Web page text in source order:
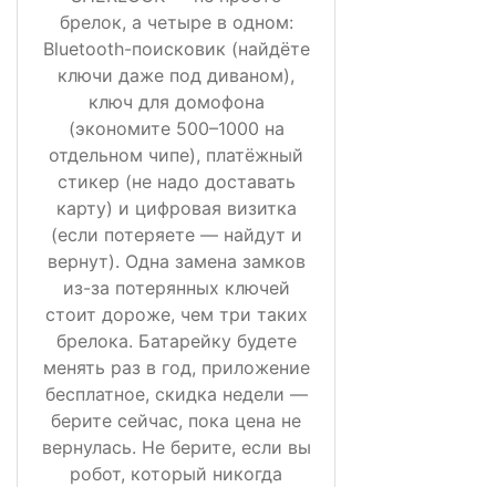
брелок, а четыре в одном:
Bluetooth-поисковик (найдёте
ключи даже под диваном),
ключ для домофона
(экономите 500–1000 на
отдельном чипе), платёжный
стикер (не надо доставать
карту) и цифровая визитка
(если потеряете — найдут и
вернут). Одна замена замков
из-за потерянных ключей
стоит дороже, чем три таких
брелока. Батарейку будете
менять раз в год, приложение
бесплатное, скидка недели —
берите сейчас, пока цена не
вернулась. Не берите, если вы
робот, который никогда